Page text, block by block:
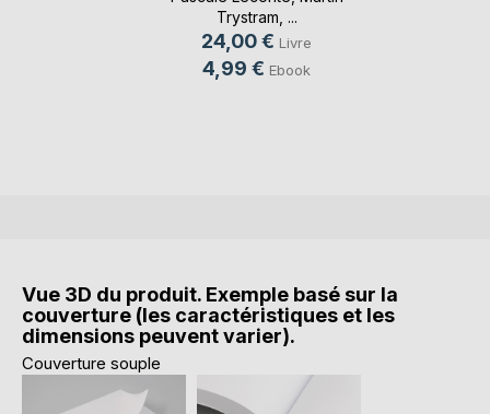
Trystram , ...
24,00 € Livre
4,99 € Ebook
Vue 3D du produit. Exemple basé sur la
couverture (les caractéristiques et les
dimensions peuvent varier).
Couverture souple